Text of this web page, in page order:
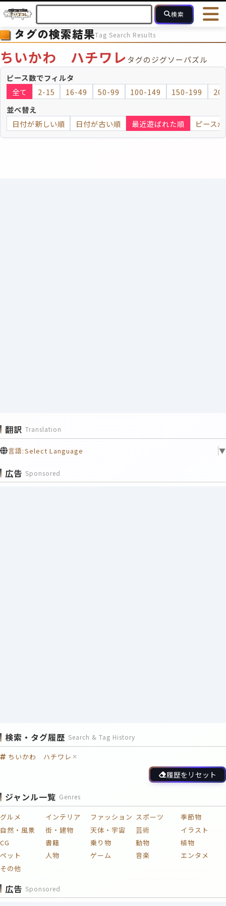
検索
HOME 会員登録
ヘルプ
お問合せ
最近投稿され
ピース数 2～15 16～49 50～99 100
モザイク モザイクのみ
タグの検索結果Tag Search Results
ちいかわ ハチワレタグのジグソーパズル
ピース数でフィルタ
全て
2-15 16-49 50-99 100-149 150-199
並べ替え
日付が新しい順
日付が古い順 最近遊ばれた順 ピース
翻訳 Translation
言語:Select Language ▼
広告 Sponsored
検索・タグ履歴 Search & Tag History
ちいかわ ハチワレ
履歴をリセット
ジャンル一覧 Genres
グルメ インテリア ファッション スポーツ
季節物
自然・風景
街・建物 天体・宇宙 芸術
イラスト
CG
書籍 乗り物 動物
植物
ペット
人物 ゲーム 音楽
エンタメ
その他
広告 Sponsored